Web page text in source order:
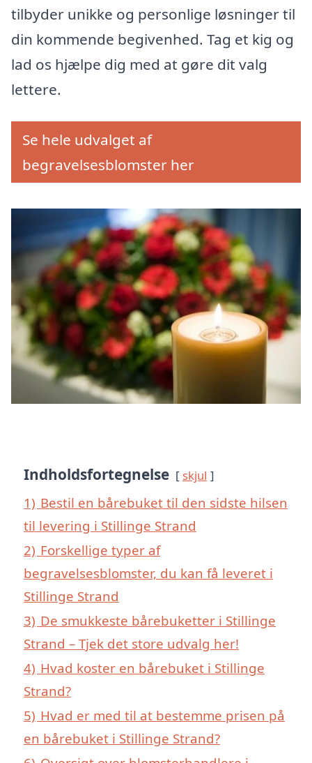
tilbyder unikke og personlige løsninger til
din kommende begivenhed. Tag et kig og
lad os hjælpe dig med at gøre dit valg
lettere.
Se hele udvalget af
begravelsesblomster her
Indholdsfortegnelse skjul
1) Bestil en bårebuket til den sidste hilsen
til levering i Stillinge Strand
2) Forskellige typer af
begravelsesblomster, du kan få leveret i
Stillinge Strand
3) De smukkeste bårebuketter i Stillinge
Strand – Tjek det store udvalg her!
4) Hvad koster en bårebuket i Stillinge
Strand?
5) Hvad er med til at bestemme prisen på
en bårebuket i Stillinge Strand?